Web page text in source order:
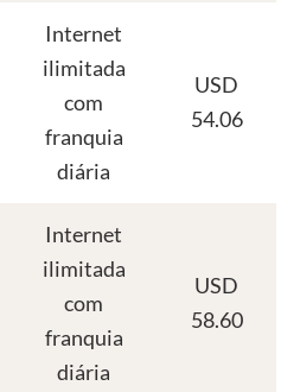
Internet
ilimitada
com
franquia
diária
USD
54.06
Internet
ilimitada
com
franquia
diária
USD
58.60